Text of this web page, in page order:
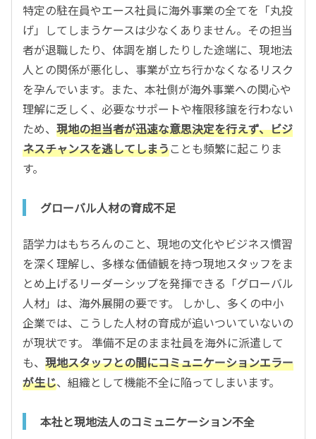
特定の駐在員やエース社員に海外事業の全てを「丸投
げ」してしまうケースは少なくありません。その担当
者が退職したり、体調を崩したりした途端に、現地法
人との関係が悪化し、事業が立ち行かなくなるリスク
を孕んでいます。また、本社側が海外事業への関心や
理解に乏しく、必要なサポートや権限移譲を行わない
ため、 現地の担当者が迅速な意思決定を行えず、ビジ
ネスチャンスを逃してしまうことも頻繁に起こりま
す。
グローバル人材の育成不足
語学力はもちろんのこと、現地の文化やビジネス慣習
を深く理解し、多様な価値観を持つ現地スタッフをま
とめ上げるリーダーシップを発揮できる「グローバル
人材」は、海外展開の要です。 しかし、多くの中小
企業では、こうした人材の育成が追いついていないの
が現状です。 準備不足のまま社員を海外に派遣して
も、 現地スタッフとの間にコミュニケーションエラー
が生じ、組織として機能不全に陥ってしまいます。
本社と現地法人のコミュニケーション不全